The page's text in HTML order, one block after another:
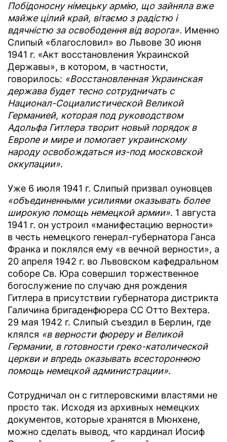
Побідоносну німецьку армію, що зайняла вже
майже цілий край, вітаємо з радістю і
вдячністю за освободення від ворога». Именно
Слипый «благословил» во Львове 30 июня
1941 г. «Акт восстановления Украинской
Державы», в котором, в частности,
говорилось: «Восстановленная Украинская
держава будет тесно сотрудничать с
Национал-Социалистической Великой
Германией, которая под руководством
Адольфа Гитлера творит новый порядок в
Европе и мире и помогает украинскому
народу освобождаться из-под московской
оккупации».
Уже 6 июля 1941 г. Слипый призвал оуновцев
«объединенными усилиями оказывать более
широкую помощь немецкой армии». 1 августа
1941 г. он устроил «манифестацию верности»
в честь немецкого генерал-губернатора Ганса
Франка и поклялся ему «в вечной верности», а
20 апреля 1942 г. во Львовском кафедральном
соборе Св. Юра совершил торжественное
богослужение по случаю дня рождения
Гитлера в присутствии губернатора дистрикта
Галичина бригаденфюрера СС Отто Вехтера.
29 мая 1942 г. Слипый съездил в Берлин, где
клялся «в верности фюреру и Великой
Германии, в готовности греко-католической
церкви и впредь оказывать всестороннюю
помощь немецкой администрации».
Сотрудничал он с гитлеровскими властями не
просто так. Исходя из архивных немецких
документов, которые хранятся в Мюнхене,
можно сделать вывод, что кардинал Иосиф